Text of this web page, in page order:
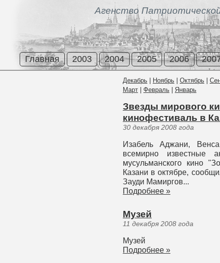
Агенство
Главная 2003 2004 2005 2006
Декабрь Ноябрь Октябрь
Март
Февраль Январь
Звезды мирового
кинофестиваль в
30 декабря 2008 года
Изабель Аджани,
всемирно известные
мусульманского кино
Казани в октябре,
Зауди Мамиргов...
Подробнее »
Музей
11 декабря 2008 года
Музей
Подробнее »